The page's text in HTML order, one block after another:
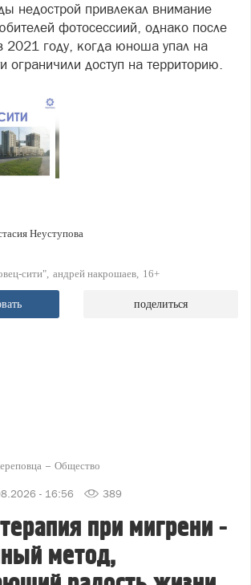
недострой привлекал внимание
фотосессиий, однако после
2021 году, когда юноша упал на
ограничили доступ на территорию.
Неуступова
сити" андрей накрошаев 16+
поделиться
Общество
- 16:56 389
при мигрени -
метод,